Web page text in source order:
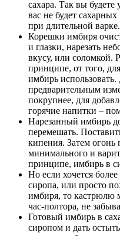
сахара. Так вы
вас не будет
при длительной варке.
Корешки имбиря
и глазки, нарезать
вкусу, или соломкой.
принципе, от того,
имбирь
предварительным
покрупнее, для
горячие напитки –
Нарезанный имбирь
перемешать.
кипения. Затем огонь
минимального и
принципе, имбирь в
Но если хочется
сиропа, или просто
имбиря, то кастрюлю
час-полтора, не
Готовый имбирь в
сиропом и дать